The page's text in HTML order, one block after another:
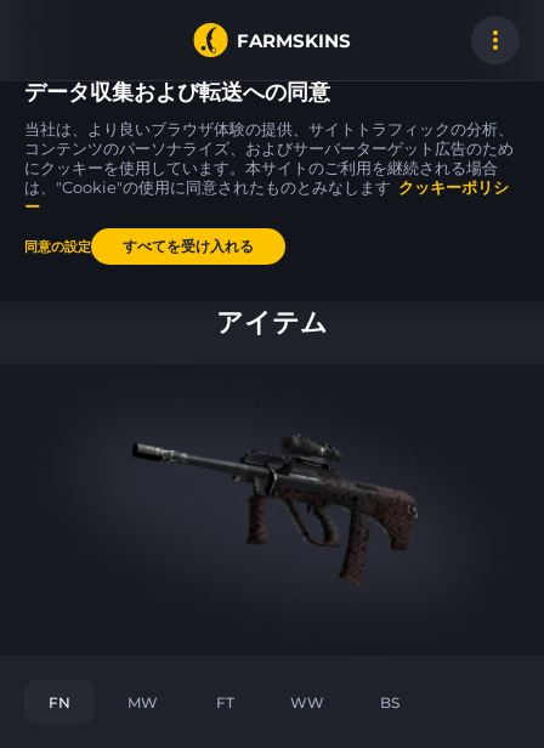
FARMSKINS
16
Zeus x27
Earth Mandala BS
Glock-18
Block-18 FT
Glock-18
Gamma Doppler
ホーム
アイテム
FN MW FT WW BS
データ収集および転送への同意
当社は、より良いブラウザ体験の提供、サイトトラフィックの分析、
コンテンツのパーソナライズ、およびサーバーターゲット広告のため
にクッキーを使用しています。本サイトのご利用を継続される場合
は、"Cookie"の使用に同意されたものとみなします クッキーポリシ
ー
同意の設定 すべてを受け入れる